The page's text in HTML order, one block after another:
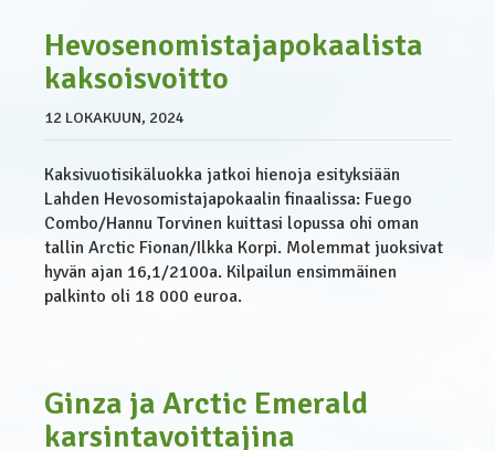
Hevosenomistajapokaalista
kaksoisvoitto
12 LOKAKUUN, 2024
Kaksivuotisikäluokka jatkoi hienoja esityksiään
Lahden Hevosomistajapokaalin finaalissa: Fuego
Combo/Hannu Torvinen kuittasi lopussa ohi oman
tallin Arctic Fionan/Ilkka Korpi. Molemmat juoksivat
hyvän ajan 16,1/2100a. Kilpailun ensimmäinen
palkinto oli 18 000 euroa.
Ginza ja Arctic Emerald
karsintavoittajina